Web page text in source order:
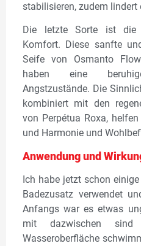
stabilisieren, zudem lindert
Die letzte Sorte ist die
Komfort. Diese sanfte
Seife von Osmanto
haben eine
Angstzustände. Die
kombiniert mit den
von Perpétua Roxa,
und Harmonie und
Anwendung und
Ich habe jetzt schon
Badezusatz verwendet
Anfangs war es etwas
mit dazwischen
Wasseroberfläche